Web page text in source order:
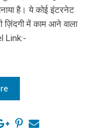
है। ये कोई इंटरनेट
ज़िंदगी में काम आने वाला
Link:-